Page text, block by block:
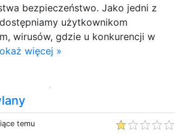
bezpieczeństwo. Jako jedni z
użytkownikom
wirusów, gdzie u konkurencji w
więcej »
temu